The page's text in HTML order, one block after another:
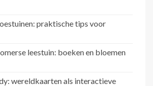
praktische tips voor
leestuin: boeken en bloemen
wereldkaarten als interactieve